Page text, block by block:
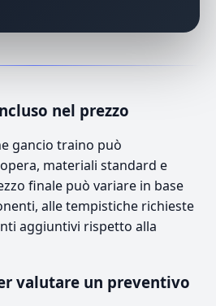
nel prezzo
gancio traino può
materiali standard e
finale può variare in base
alle tempistiche richieste
aggiuntivi rispetto alla
valutare un preventivo